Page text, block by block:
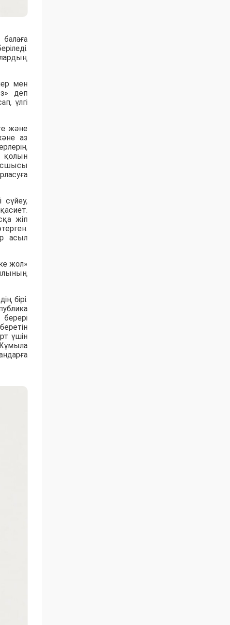
мен
деп
үлгі
және
аз
қолын
жіп
асыл
жол»
бірі.
үшін